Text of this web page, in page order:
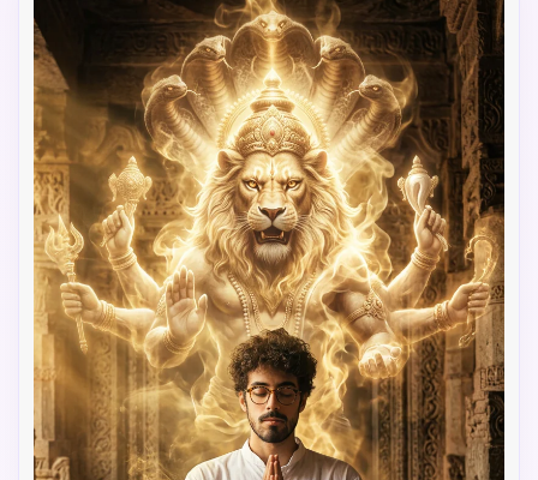
rayonnant le pouvoir divin, intensité émotionnelle
transmettant la fureur protectrice de Lord
Narasimha.